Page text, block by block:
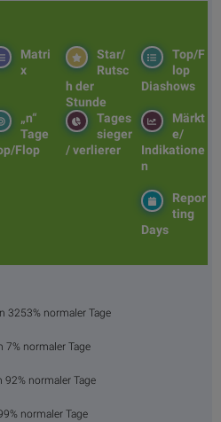
Top/F
lop
Diashows
Star/
Rutsc
h der
Stunde
Matri
x
Märkt
e/
Indikatione
n
Tages
sieger
/ verlierer
„n“
Tage
Flop
Repor
ting
Days
3253% normaler Tage
7% normaler Tage
92% normaler Tage
normaler Tage